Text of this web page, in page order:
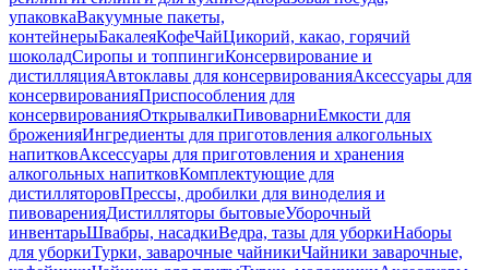
упаковкаВакуумные пакеты,
контейнерыБакалеяКофеЧайЦикорий, какао, горячий
шоколадСиропы и топпингиКонсервирование и
дистилляцияАвтоклавы для консервированияАксессуары для
консервированияПриспособления для
консервированияОткрывалкиПивоварниЕмкости для
броженияИнгредиенты для приготовления алкогольных
напитковАксессуары для приготовления и хранения
алкогольных напитковКомплектующие для
дистилляторовПрессы, дробилки для виноделия и
пивоваренияДистилляторы бытовыеУборочный
инвентарьШвабры, насадкиВедра, тазы для уборкиНаборы
для уборкиТурки, заварочные чайникиЧайники заварочные,